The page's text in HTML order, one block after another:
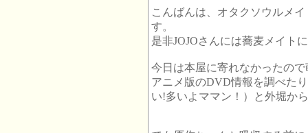
こんばんは、オタクソウルメ
す。
是非JOJOさんには蕎麦メイト
今日は本屋に寄れなかったの
アニメ版のDVD情報を調べた
い!多いよママン！）と外堀か